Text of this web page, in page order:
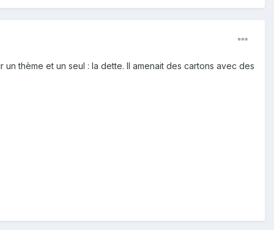
thème et un seul : la dette. Il amenait des cartons avec des